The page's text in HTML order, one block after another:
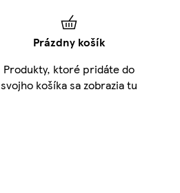
Prázdny košík
Produkty, ktoré pridáte do
svojho košíka sa zobrazia tu